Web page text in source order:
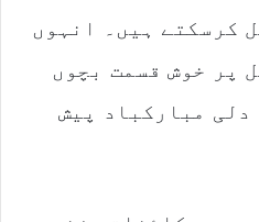
کرسکتے ہیں۔ انہوں
پر خوش قسمت بچوں
دلی مبارکباد پیش